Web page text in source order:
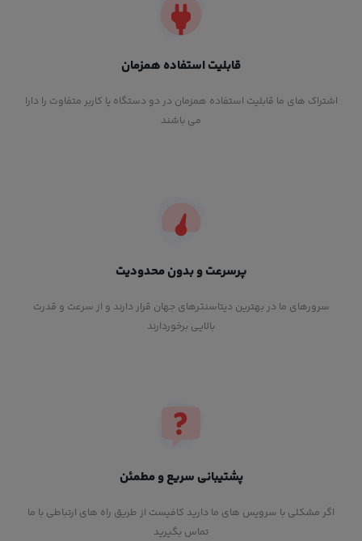
قابلیت استفاده همزمان
اشتراک های ما قابلیت استفاده همزمان در دو دستگاه یا کاربر متفاوت را دارا
می باشند
پرسرعت و بدون محدودیت
سرورهای ما در بهترین دیتاسنترهای جهان قرار دارند و از سرعت و قدرت
بالایی برخوردارند
پشتیبانی سریع و مطمئن
اگر مشکلی با سرویس های ما دارید کافیست از طریق راه های ارتباطی با ما
تماس بگیرید